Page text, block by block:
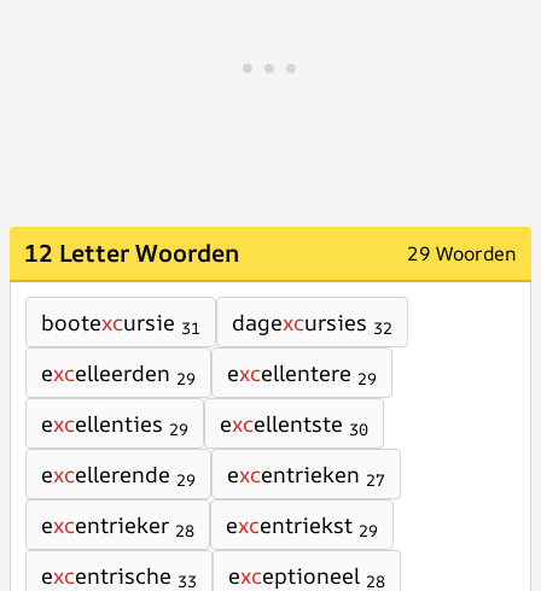
12 Letter Woorden 29 Woorden
bootexcursie 31 dagexcursies 32
excelleerden 29 excellentere 29
excellenties 29 excellentste 30
excellerende 29 excentrieken 27
excentrieker 28 excentriekst 29
excentrische 33 exceptioneel 28